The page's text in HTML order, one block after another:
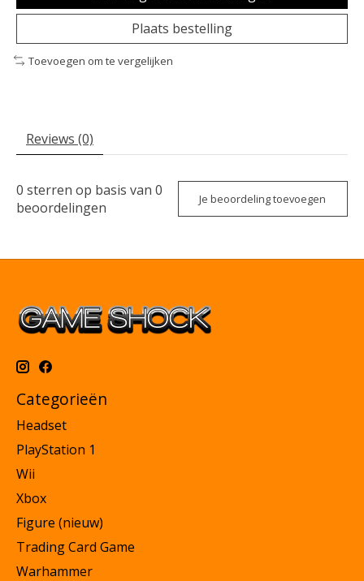
Plaats bestelling
Toevoegen om te vergelijken
Reviews (0)
0 sterren op basis van 0
beoordelingen
Je beoordeling toevoegen
Categorieën
Headset
PlayStation 1
Wii
Xbox
Figure (nieuw)
Trading Card Game
Warhammer